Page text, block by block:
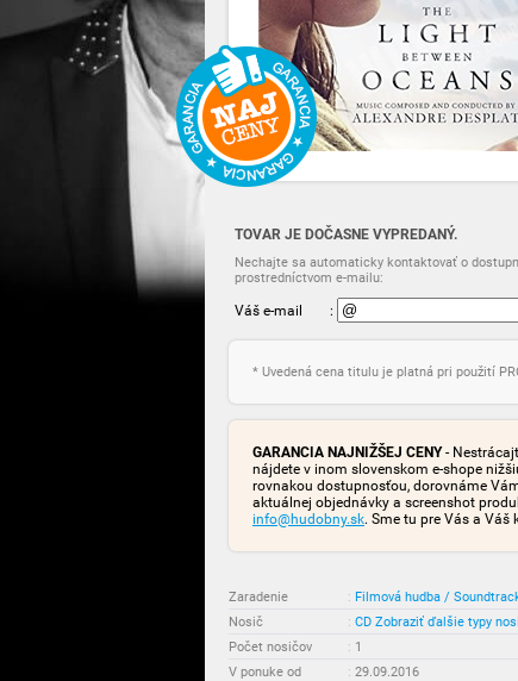
TOVAR JE DOČASNE VYPREDANÝ.
Nechajte sa automaticky kontaktovať o
prostredníctvom e-mailu:
Váš e-mail :
* Uvedená cena titulu je platná pri použití
GARANCIA NAJNIŽŠEJ CENY-
nájdete v inom slovenskom e-shope
rovnakou dostupnosťou, dorovnáme
aktuálnej objednávky a screenshot
info@hudobny.sk. Sme tu pre Vás a Váš
Zaradenie : Filmová hudba /
Nosič
: CD Zobraziť ďalšie typy
Počet nosičov
: 1
V ponuke od
: 29.09.2016